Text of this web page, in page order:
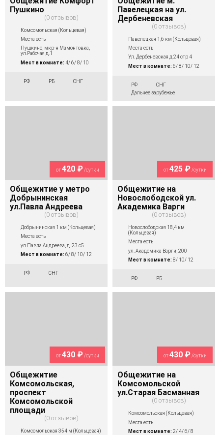
Пушкино
0 отзывов
Комсомольская (Кольцевая)
Места есть
Пушкино, мкр-н Мамонтовка,
ул.Рабочая д.1
Мест в комнате: 4/ 6/ 8/ 10
РФ РБ СНГ
Павелецкая на ул.
Дербеневская
0 отзывов
Павелецкая 1,6 км (Кольцевая)
Места есть
Ул. Дербеневская д.24 стр 4
Мест в комнате: 6/ 8/ 10/ 12
РФ
СНГ
Дальнее зарубежье
от420 ₽/сутки
Общежитие у метро
Добрынинская
ул.Павла Андреева
0 отзывов
Добрынинская 1 км (Кольцевая)
Места есть
ул.Павла Андреева, д. 23 с5
Мест в комнате: 6/ 8/ 10/ 12
РФ СНГ
от425 ₽/сутки
Общежитие на
Новослободской ул.
Академика Варги
0 отзывов
Новослободская 18,4 км
(Кольцевая)
Места есть
ул. Академика Варги, 200
Мест в комнате: 8/ 10/ 12
РФ РБ
от430 ₽/сутки
Общежитие
Комсомольская,
проспект
Комсомольской
площади
0 отзывов
Комсомольская 354 м (Кольцевая)
от430 ₽/сутки
Общежитие на
Комсомольской
ул.Старая Басманная
0 отзывов
Комсомольская (Кольцевая)
Места есть
Мест в комнате: 2/ 4/ 6/ 8